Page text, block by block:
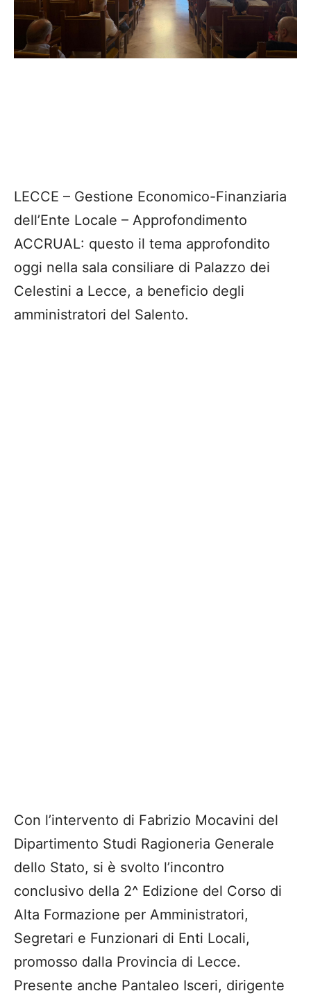
LECCE – Gestione Economico-Finanziaria
dell’Ente Locale – Approfondimento
ACCRUAL: questo il tema approfondito
oggi nella sala consiliare di Palazzo dei
Celestini a Lecce, a beneficio degli
amministratori del Salento.
Con l’intervento di Fabrizio Mocavini del
Dipartimento Studi Ragioneria Generale
dello Stato, si è svolto l’incontro
conclusivo della 2^ Edizione del Corso di
Alta Formazione per Amministratori,
Segretari e Funzionari di Enti Locali,
promosso dalla Provincia di Lecce.
Presente anche Pantaleo Isceri, dirigente